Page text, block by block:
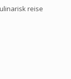
reise